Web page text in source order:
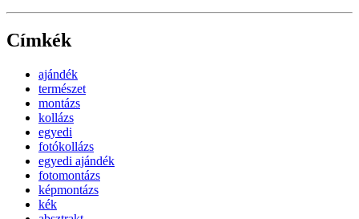
Címkék
ajándék
természet
montázs
kollázs
egyedi
fotókollázs
egyedi ajándék
fotomontázs
képmontázs
kék